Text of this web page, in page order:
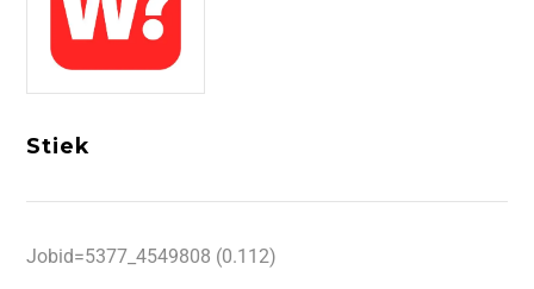
Stiek
Jobid=5377_4549808 (0.112)